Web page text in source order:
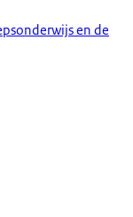
en de